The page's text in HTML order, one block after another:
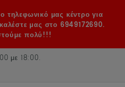
μας κέντρο για
μας στο 6949172690.
πολύ!!!
με 18:00.